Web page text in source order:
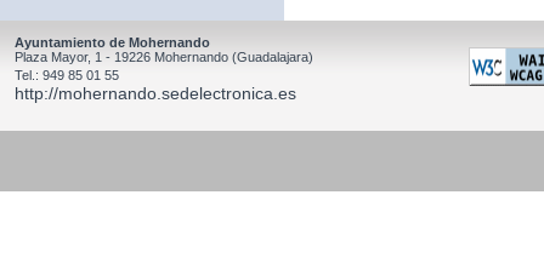
Ayuntamiento de Mohernando
Plaza Mayor, 1 - 19226 Mohernando (Guadalajara)
Tel.: 949 85 01 55
http://mohernando.sedelectronica.es